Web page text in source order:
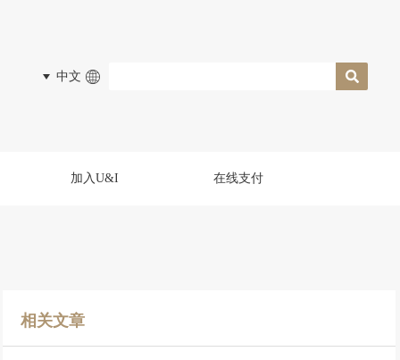
中文
加入U&I 在线支付
相关文章